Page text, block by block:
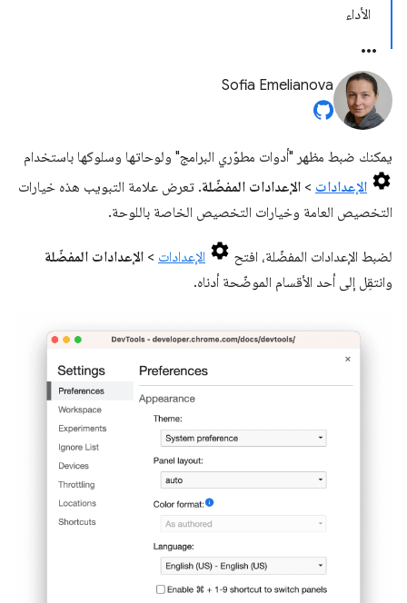
الأداء
Sofia Emelianova
يمكنك ضبط مظهر "أدوات مطوّري البرامج" ولوحاتها وسلوكها باستخدام
الإعدادات > الإعدادات المفضّلة. تعرض علامة التبويب هذه خيارات
التخصيص العامة وخيارات التخصيص الخاصة باللوحة.
لضبط الإعدادات المفضّلة، افتح الإعدادات > الإعدادات المفضّلة
وانتقِل إلى أحد الأقسام الموضّحة أدناه.